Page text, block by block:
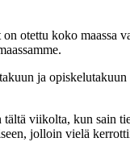
koko maassa
ja
viikolta, kun sain
jolloin vielä